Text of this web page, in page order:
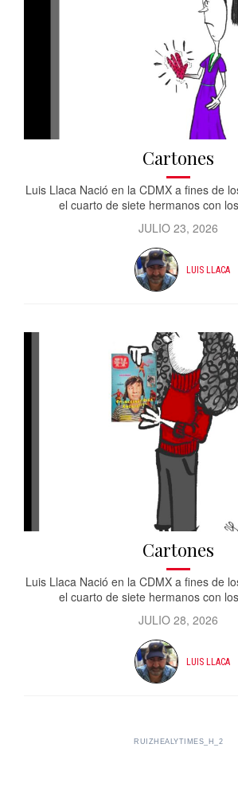
Cartones
Luis Llaca Nació en la CDMX a fines de
el cuarto de siete hermanos con
JULIO 23, 2026
LUIS LLACA
Cartones
Luis Llaca Nació en la CDMX a fines de
el cuarto de siete hermanos con
JULIO 28, 2026
LUIS LLACA
RUIZHEALYTIMES_H_2